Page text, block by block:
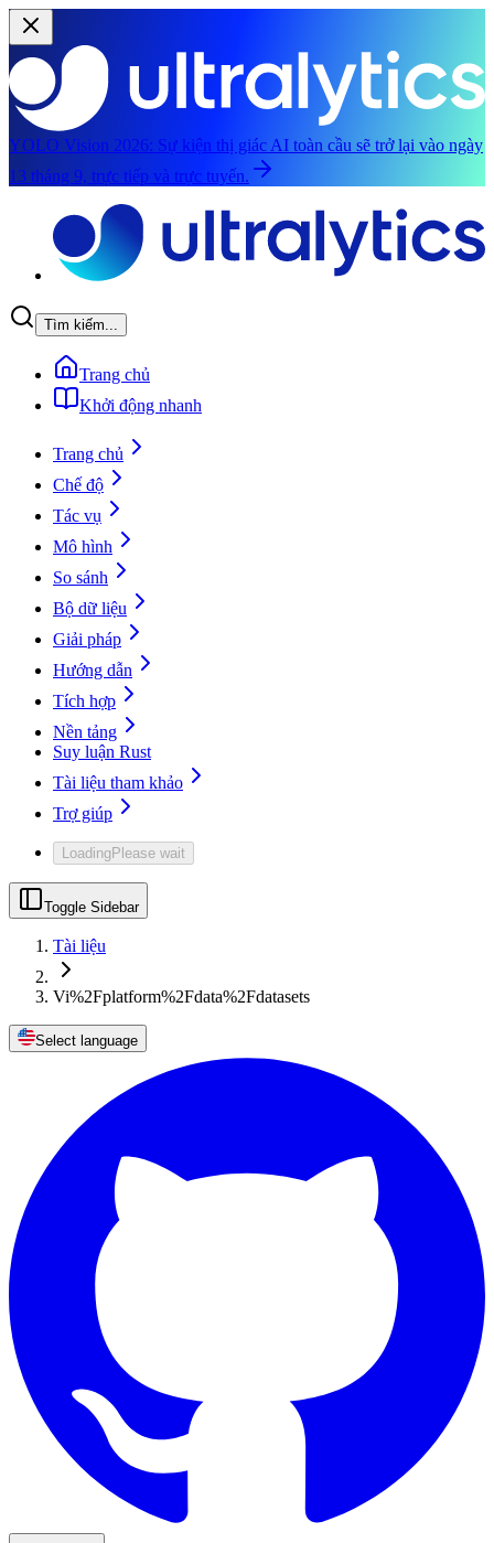
YOLO Vision 2026: Sự kiện thị giác AI toàn cầu sẽ trở lại vào ngày
13 tháng 9, trực tiếp và trực tuyến.
Tìm kiếm...
Trang chủ
Khởi động nhanh
Trang chủ
Chế độ
Tác vụ
Mô hình
So sánh
Bộ dữ liệu
Giải pháp
Hướng dẫn
Tích hợp
Nền tảng
Suy luận Rust
Tài liệu tham khảo
Trợ giúp
LoadingPlease wait
Toggle Sidebar
Tài liệu
Vi%2Fplatform%2Fdata%2Fdatasets
Select language